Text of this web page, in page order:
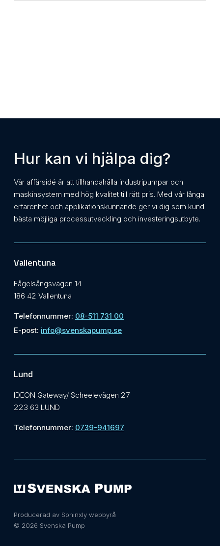
Hur kan vi hjälpa dig?
Vår affärsidé är att tillhandahålla industripumpar och
maskinsystem med hög kvalitet till rätt pris. Med vår långa
erfarenhet och applikationskunnande ger vi dig som kund
bästa möjliga processutveckling och investeringsutbyte.
Vallentuna
Fågelsångsvägen 14
186 42 Vallentuna
Telefonnummer: 08-511 731 00
E-post: info@svenskapump.se
Lund
IDEON Gateway/ Scheelevägen 27
223 63 LUND
Telefonnummer: 0739-941697
Producerad av Sphinxly webbyrå
© 2026 Svenska Pump